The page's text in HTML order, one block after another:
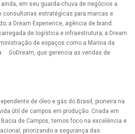
em seu guarda-chuva de negócios a
consultorias estratégicas para marcas e
a Dream Experience, agência de brand
de logística e infraestrutura; a Dream
de espaços como a Marina da
GoDream, que gerencia as vendas de
de óleo e gás do Brasil, pioneira na
útil de campos em produção. Criada em
de Campos, temos foco na excelência e
priorizando a segurança das